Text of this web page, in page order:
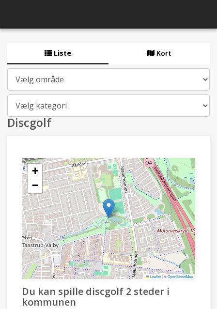
Liste Kort
Discgolf
+
−
Leaflet|©OpenStreetMap
Du kan spille discgolf 2 steder i
kommunen